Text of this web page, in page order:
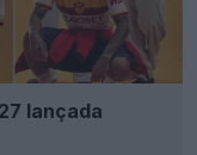
lançada